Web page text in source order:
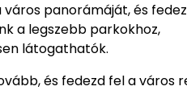
város panorámáját, és
a legszebb parkokhoz,
látogathatók.
és fedezd fel a város